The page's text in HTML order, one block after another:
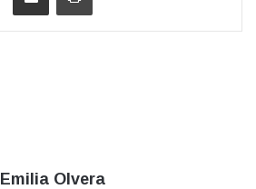
Emilia Olvera